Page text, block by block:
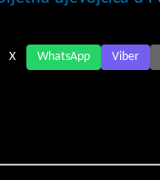
X WhatsApp Viber